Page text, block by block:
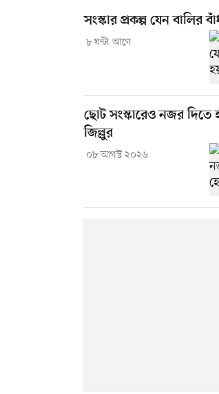
সংস্কার প্রকল্প যেন বালির
৮ ঘণ্টা আগে
ছোট সংস্কারেও নজর দিতে
জিল্লুর
০৮ আগস্ট ২০২৬